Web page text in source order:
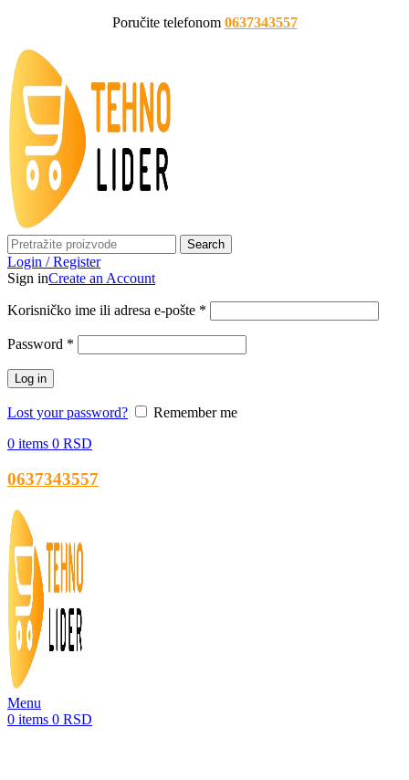
Poručite telefonom 0637343557
Search
Login / Register
Sign inCreate an Account
Korisničko ime ili adresa e-pošte *
Password *
Log in
Lost your password?
Remember me
0 items 0 RSD
0637343557
Menu
0 items 0 RSD